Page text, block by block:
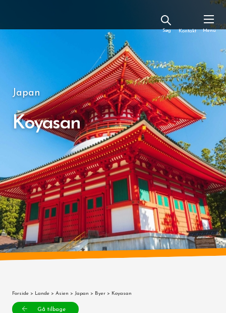
Kontakt
Japan
Koyasan
Forside > Lande > Asien > Japan > Byer > Koyasan
Gå tilbage